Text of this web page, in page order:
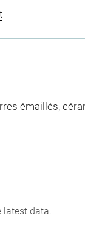
émaillés,
latest data.